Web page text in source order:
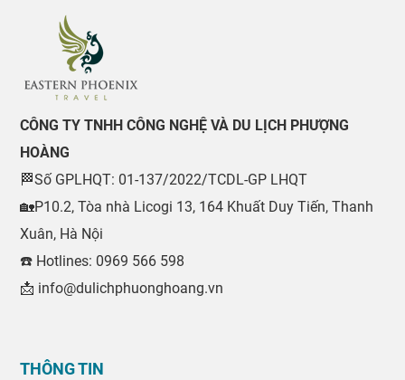
CÔNG TY TNHH CÔNG NGHỆ VÀ DU LỊCH PHƯỢNG
HOÀNG
🏁Số GPLHQT: 01-137/2022/TCDL-GP LHQT
🏡P10.2, Tòa nhà Licogi 13, 164 Khuất Duy Tiến, Thanh
Xuân, Hà Nội
☎️ Hotlines: 0969 566 598
📩 info@dulichphuonghoang.vn
THÔNG TIN